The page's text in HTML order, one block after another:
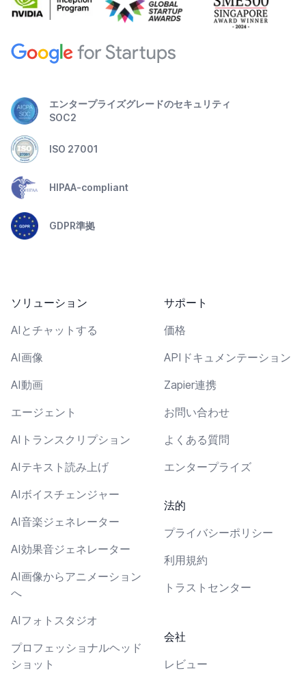
エンタープライズグレードのセキュリティ
SOC2
ISO 27001
HIPAA-compliant
GDPR準拠
ソリューション
AIとチャットする
AI画像
AI動画
エージェント
AIトランスクリプション
AIテキスト読み上げ
AIボイスチェンジャー
AI音楽ジェネレーター
AI効果音ジェネレーター
AI画像からアニメーション
へ
AIフォトスタジオ
プロフェッショナルヘッド
ショット
サポート
価格
APIドキュメンテーション
Zapier連携
お問い合わせ
よくある質問
エンタープライズ
法的
プライバシーポリシー
利用規約
トラストセンター
会社
レビュー